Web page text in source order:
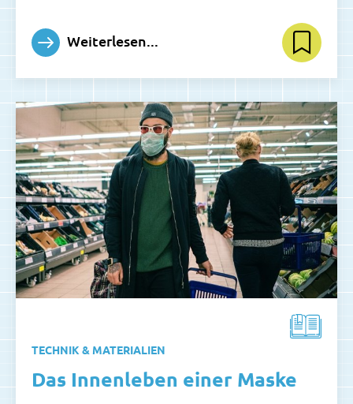
Weiterlesen...
TECHNIK & MATERIALIEN
Das Innenleben einer Maske